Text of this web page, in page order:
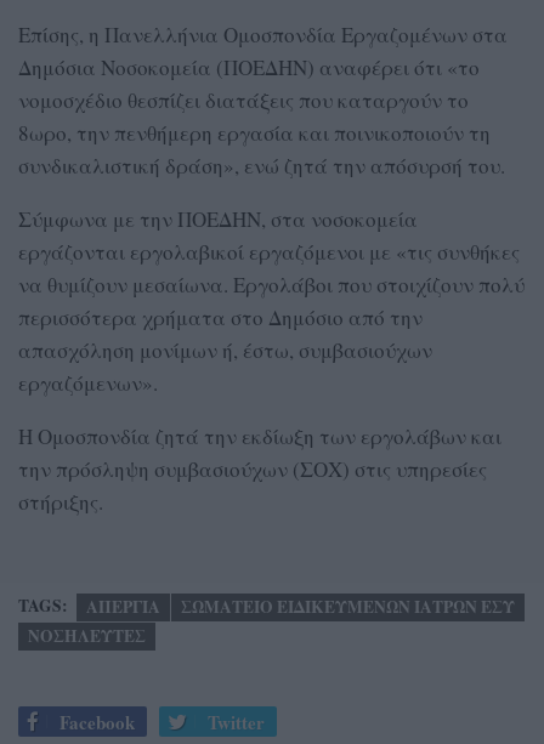
Επίσης, η Πανελλήνια Ομοσπονδία Εργαζομένων στα
Δημόσια Νοσοκομεία (ΠΟΕΔΗΝ) αναφέρει ότι «το
νομοσχέδιο θεσπίζει διατάξεις που καταργούν το
8ωρο, την πενθήμερη εργασία και ποινικοποιούν τη
συνδικαλιστική δράση», ενώ ζητά την απόσυρσή του.
Σύμφωνα με την ΠΟΕΔΗΝ, στα νοσοκομεία
εργάζονται εργολαβικοί εργαζόμενοι με «τις συνθήκες
να θυμίζουν μεσαίωνα. Εργολάβοι που στοιχίζουν πολύ
περισσότερα χρήματα στο Δημόσιο από την
απασχόληση μονίμων ή, έστω, συμβασιούχων
εργαζόμενων».
Η Ομοσπονδία ζητά την εκδίωξη των εργολάβων και
την πρόσληψη συμβασιούχων (ΣΟΧ) στις υπηρεσίες
στήριξης.
TAGS: ΑΠΕΡΓΙΑ
ΣΩΜΑΤΕΙΟ ΕΙΔΙΚΕΥΜΕΝΩΝ ΙΑΤΡΩΝ ΕΣΥ
ΝΟΣΗΛΕΥΤΕΣ
Facebook Twitter